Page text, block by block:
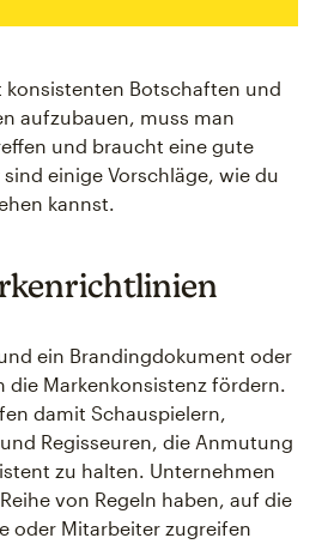
konsistenten Botschaften und
aufzubauen, muss man
und braucht eine gute
einige Vorschläge, wie du
kannst.
ein Brandingdokument oder
die Markenkonsistenz fördern.
damit Schauspielern,
Regisseuren, die Anmutung
zu halten. Unternehmen
von Regeln haben, auf die
oder Mitarbeiter zugreifen